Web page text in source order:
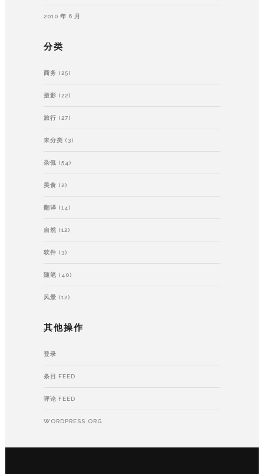
2010 年 6 月
分类
商务 (25)
摄影 (22)
旅行 (27)
未分类 (3)
杂侃 (54)
美食 (2)
翻译 (14)
自然 (12)
软件 (3)
随笔 (40)
风景 (12)
其他操作
登录
条目 FEED
评论 FEED
WORDPRESS.ORG